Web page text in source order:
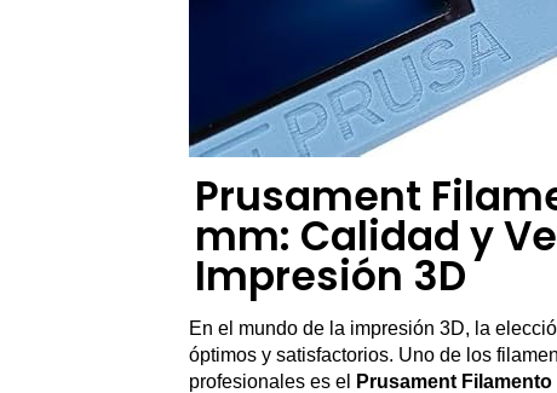
Prusament
mm: Calidad y
Impresión 3D
En el mundo de la impresión 3D, la
óptimos y satisfactorios. Uno de los
profesionales es el
Prusament Filamento